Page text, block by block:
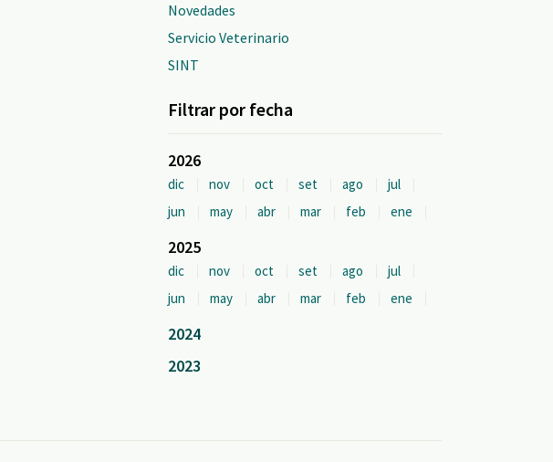
Novedades
Servicio Veterinario
SINT
Filtrar por fecha
2026
dic nov oct set ago
jul
jun
may abr mar feb ene
2025
dic nov oct set ago
jul
jun
may abr mar feb ene
2024
2023